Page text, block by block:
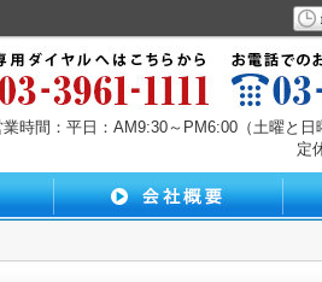
業時間：平日：AM9:30～PM6:00（土曜と
定